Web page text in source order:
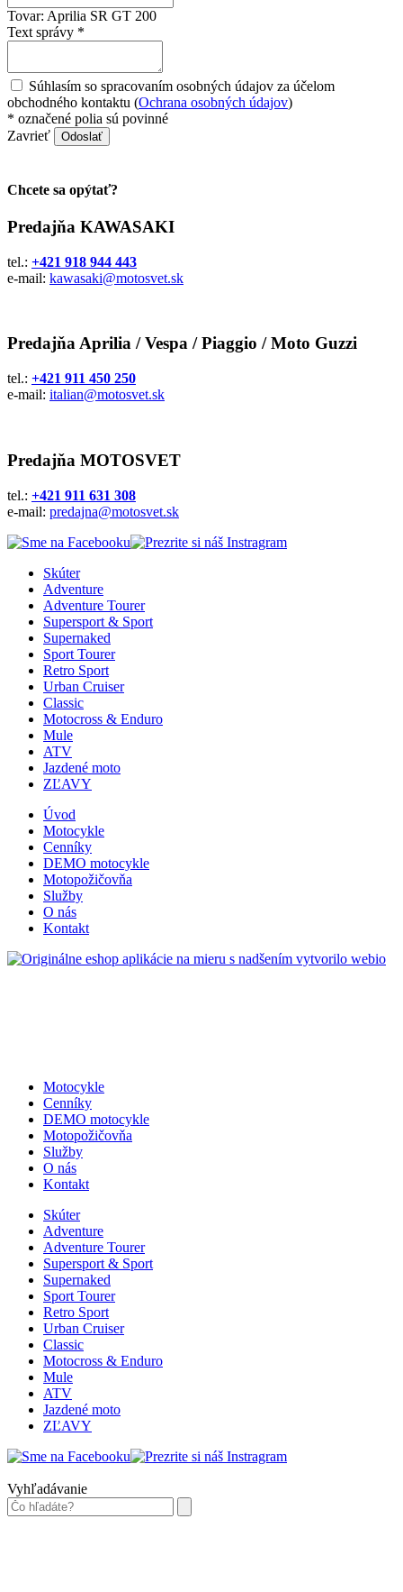
Tovar: Aprilia SR GT 200
Text správy *
Súhlasím so spracovaním osobných údajov za účelom
obchodného kontaktu (Ochrana osobných údajov)
* označené polia sú povinné
Zavrieť
Odoslať
Chcete sa opýtať?
Predajňa KAWASAKI
tel.: +421 918 944 443
e-mail: kawasaki@motosvet.sk
Predajňa Aprilia / Vespa / Piaggio / Moto Guzzi
tel.: +421 911 450 250
e-mail: italian@motosvet.sk
Predajňa MOTOSVET
tel.: +421 911 631 308
e-mail: predajna@motosvet.sk
Skúter
Adventure
Adventure Tourer
Supersport & Sport
Supernaked
Sport Tourer
Retro Sport
Urban Cruiser
Classic
Motocross & Enduro
Mule
ATV
Jazdené moto
ZĽAVY
Úvod
Motocykle
Cenníky
DEMO motocykle
Motopožičovňa
Služby
O nás
Kontakt
s nadšením vytvorilo webio
Motocykle
Cenníky
DEMO motocykle
Motopožičovňa
Služby
O nás
Kontakt
Skúter
Adventure
Adventure Tourer
Supersport & Sport
Supernaked
Sport Tourer
Retro Sport
Urban Cruiser
Classic
Motocross & Enduro
Mule
ATV
Jazdené moto
ZĽAVY
Vyhľadávanie